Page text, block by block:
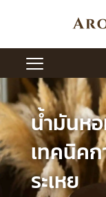
น้ำมันหอ
เทคนิค
ระเหย